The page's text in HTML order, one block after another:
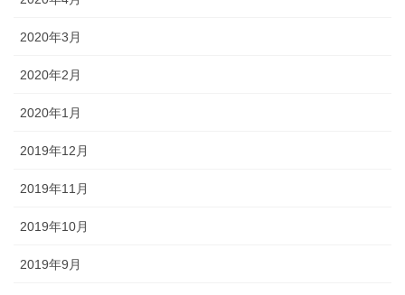
2020年3月
2020年2月
2020年1月
2019年12月
2019年11月
2019年10月
2019年9月